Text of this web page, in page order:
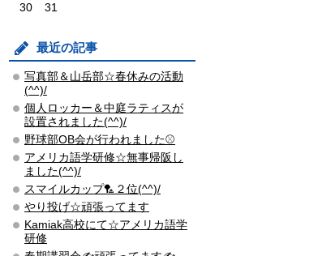
30
31
最近の記事
写真部＆山岳部☆春休みの活動
(^^)/
個人ロッカー＆中庭ラティスが
設置されました(^^)/
野球部OB会が行われました⚾
アメリカ語学研修☆無事帰阪し
ました(^^)/
スマイルカップ🏸２位(^^)/
やり投げ☆頑張ってます
Kamiak高校にて☆アメリカ語学
研修